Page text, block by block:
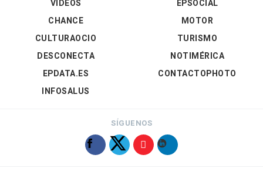
VÍDEOS
EPSOCIAL
CHANCE
CULTURAOCIO
DESCONECTA
EPDATA.ES
INFOSALUS
MOTOR
TURISMO
NOTIMÉRICA
CONTACTOPHOTO
SÍGUENOS